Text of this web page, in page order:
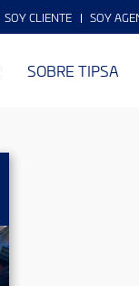
SOY CLIENTE SOY
SOBRE TIPSA